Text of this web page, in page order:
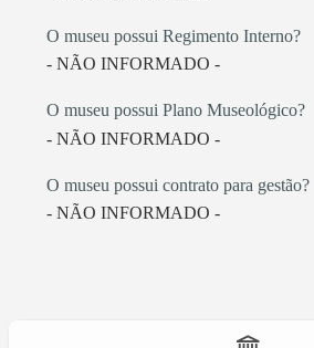
O museu possui Regimento Interno?
- NÃO INFORMADO -
O museu possui Plano Museológico?
- NÃO INFORMADO -
O museu possui contrato para gestão?
- NÃO INFORMADO -